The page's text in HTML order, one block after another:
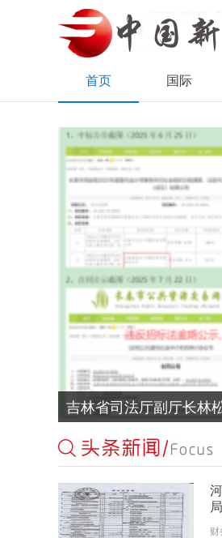
首页 国际
吉林省司法厅副厅长林
财